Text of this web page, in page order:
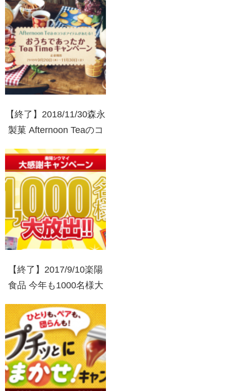
どアメリカ旅行が当た
る！
【終了】2018/11/30森永
製菓 Afternoon Teaのコ
おうちであったかTea
Timeキャンペーン
【終了】2017/9/10楽陽
食品 今年も1000名様大
謝キャンペーンクイズに
答えて当たる！